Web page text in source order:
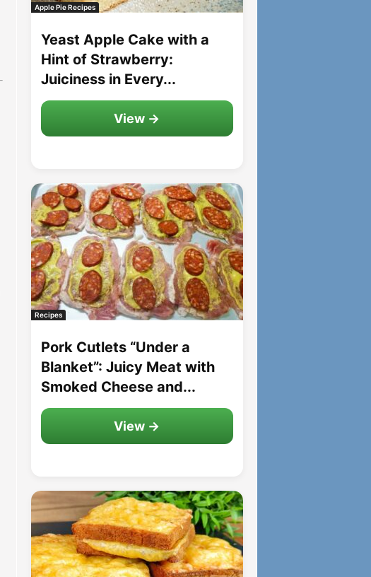
Apple Pie Recipes
Yeast Apple Cake with a
Hint of Strawberry:
Juiciness in Every...
View →
Recipes
Pork Cutlets “Under a
Blanket”: Juicy Meat with
Smoked Cheese and...
View →